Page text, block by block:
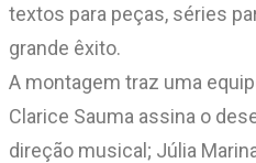
textos para peças, séries
grande êxito.
A montagem traz uma
Clarice Sauma assina o
direção musical; Júlia